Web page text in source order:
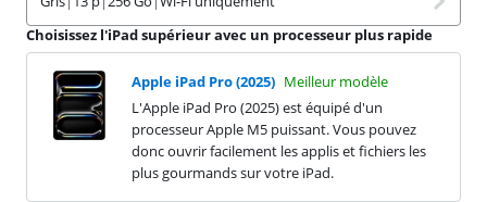
Choisissez l'iPad supérieur avec un processeur plus rapide
Apple iPad Pro (2025) Meilleur modèle
L'Apple iPad Pro (2025) est équipé d'un
processeur Apple M5 puissant. Vous pouvez
donc ouvrir facilement les applis et fichiers les
plus gourmands sur votre iPad.